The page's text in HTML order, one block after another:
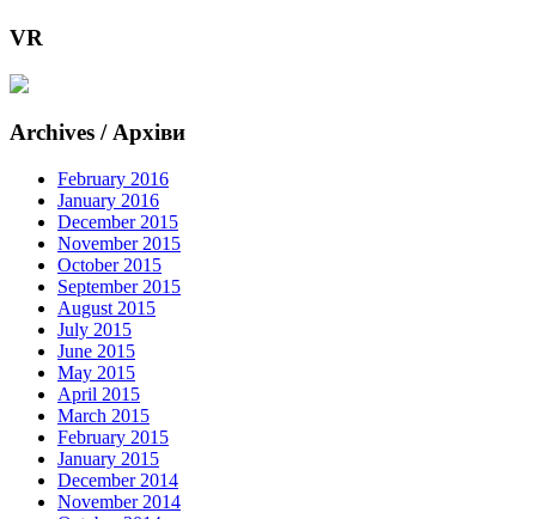
VR
Archives / Архіви
February 2016
January 2016
December 2015
November 2015
October 2015
September 2015
August 2015
July 2015
June 2015
May 2015
April 2015
March 2015
February 2015
January 2015
December 2014
November 2014